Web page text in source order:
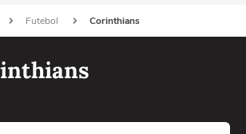
Futebol Corinthians